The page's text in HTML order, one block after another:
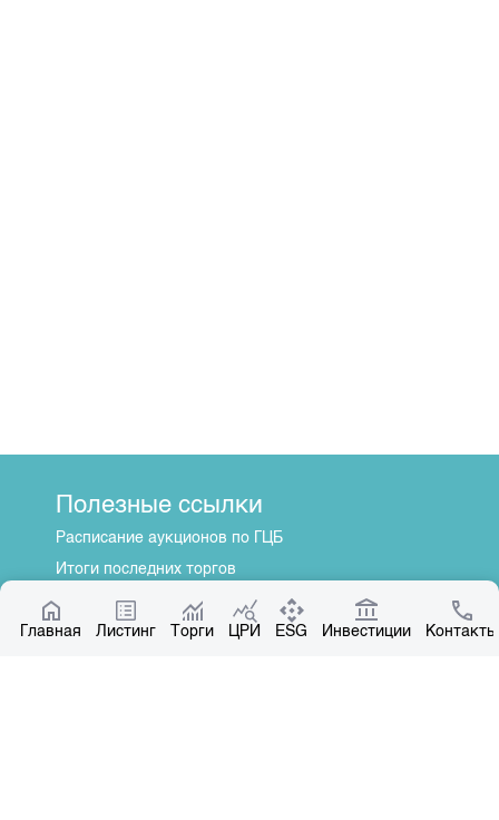
Главная Листинг Торги ЦРИ ESG Инвестиции Контакты
Полезные ссылки
Расписание аукционов по ГЦБ
Итоги последних торгов
Котировки по ЦБ
Центр раскрытия информации